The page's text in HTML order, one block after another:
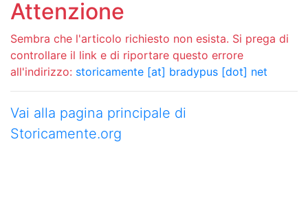
Attenzione
Sembra che l'articolo richiesto non esista. Si prega di
controllare il link e di riportare questo errore
all'indirizzo: storicamente [at] bradypus [dot] net
Vai alla pagina principale di
Storicamente.org